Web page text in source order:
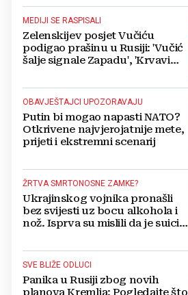
MEDIJI SE RASPISALI
Zelenskijev posjet Vučiću
podigao prašinu u Rusiji: 'Vučić
šalje signale Zapadu', 'Krvavi
OBAVJEŠTAJCI UPOZORAVAJU
Putin bi mogao napasti NATO?
Otkrivene najvjerojatnije mete,
prijeti i ekstremni scenarij
ŽRTVA SMRTONOSNE ZAMKE?
Ukrajinskog vojnika pronašli
bez svijesti uz bocu alkohola i
nož. Isprva su mislili da je suicid,
SVE BLIŽE ODLUCI
Panika u Rusiji zbog novih
planova Kremlja: Pogledajte što